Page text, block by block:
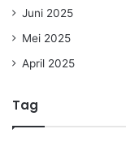
Juni 2025
Mei 2025
April 2025
Tag